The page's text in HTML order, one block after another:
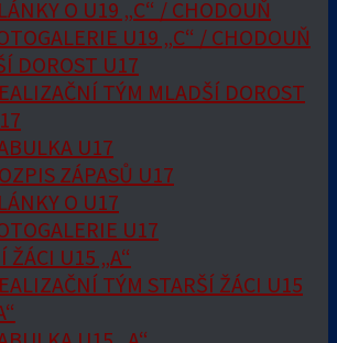
O U19 „C“ / CHODOUŇ
U19 „C“ / CHODOUŇ
DOROST U17
TÝM MLADŠÍ DOROST
U17
ZÁPASŮ U17
O U17
U17
ŽÁCI U15 „A“
TÝM STARŠÍ ŽÁCI U15